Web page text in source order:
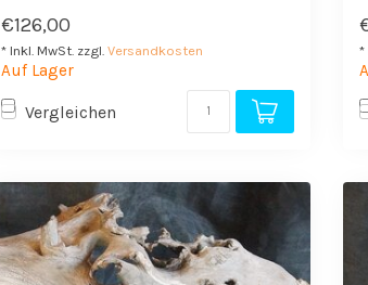
€126,00
* Inkl. MwSt. zzgl. Versandkosten
Auf Lager
Vergleichen
*